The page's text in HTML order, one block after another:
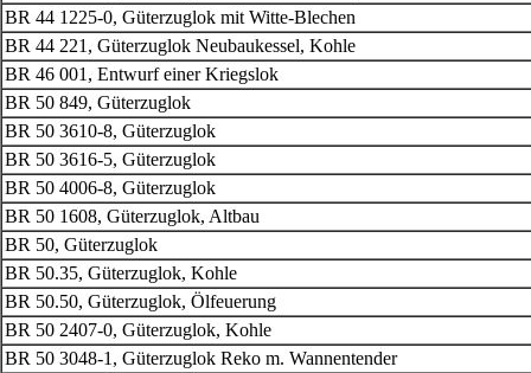
BR 44 1225-0, Güterzuglok mit Witte-Blechen
BR 44 221, Güterzuglok Neubaukessel, Kohle
BR 46 001, Entwurf einer Kriegslok
BR 50 849, Güterzuglok
BR 50 3610-8, Güterzuglok
BR 50 3616-5, Güterzuglok
BR 50 4006-8, Güterzuglok
BR 50 1608, Güterzuglok, Altbau
BR 50, Güterzuglok
BR 50.35, Güterzuglok, Kohle
BR 50.50, Güterzuglok, Ölfeuerung
BR 50 2407-0, Güterzuglok, Kohle
BR 50 3048-1, Güterzuglok Reko m. Wannentender